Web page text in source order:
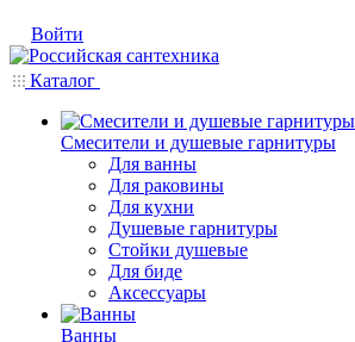
Войти
Каталог
Смесители и душевые гарнитуры
Для ванны
Для раковины
Для кухни
Душевые гарнитуры
Стойки душевые
Для биде
Аксессуары
Ванны